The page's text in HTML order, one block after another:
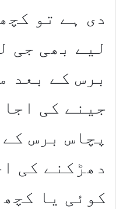
دی ہے تو
لیے بھی جی
برس کے بعد
جینے کی
پچاس برس
دھڑکنے کی
کوئی یا